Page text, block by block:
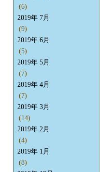
(6)
2019年 7月
(9)
2019年 6月
(5)
2019年 5月
(7)
2019年 4月
(7)
2019年 3月
(14)
2019年 2月
(4)
2019年 1月
(8)